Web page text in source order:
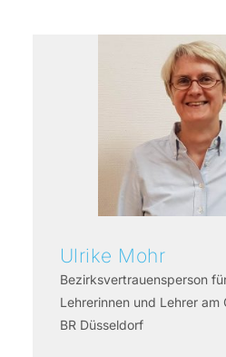
Ulrike Mohr
Bezirksvertrauensperson
Lehrerinnen und Lehrer am
BR Düsseldorf